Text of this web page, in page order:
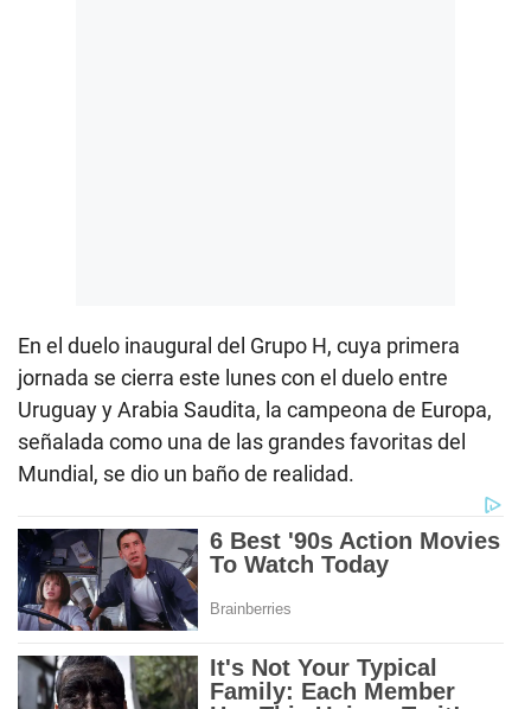
En el duelo inaugural del Grupo H, cuya primera
jornada se cierra este lunes con el duelo entre
Uruguay y Arabia Saudita, la campeona de Europa,
señalada como una de las grandes favoritas del
Mundial, se dio un baño de realidad.